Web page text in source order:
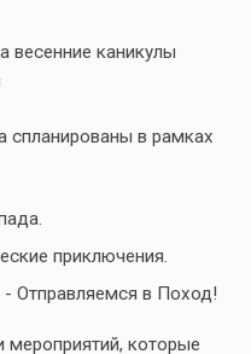
весенние каникулы
спланированы в рамках
приключения.
- Отправляемся в Поход!
которые